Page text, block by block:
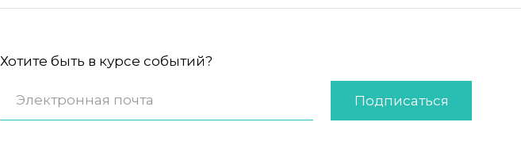
Хотите быть в курсе событий?
Подписаться